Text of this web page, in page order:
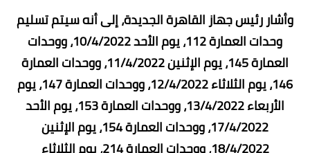
وأشار رئيس جهاز القاهرة الجديدة، إلى أنه سيتم تسليم
وحدات العمارة 112، يوم الأحد 10/4/2022، ووحدات
العمارة 145، يوم الإثنين 11/4/2022، ووحدات العمارة
146، يوم الثلاثاء 12/4/2022، ووحدات العمارة 147، يوم
الأربعاء 13/4/2022، ووحدات العمارة 153، يوم الأحد
17/4/2022، ووحدات العمارة 154، يوم الإثنين
18/4/2022، ووحدات العمارة 214، يوم الثلاثاء